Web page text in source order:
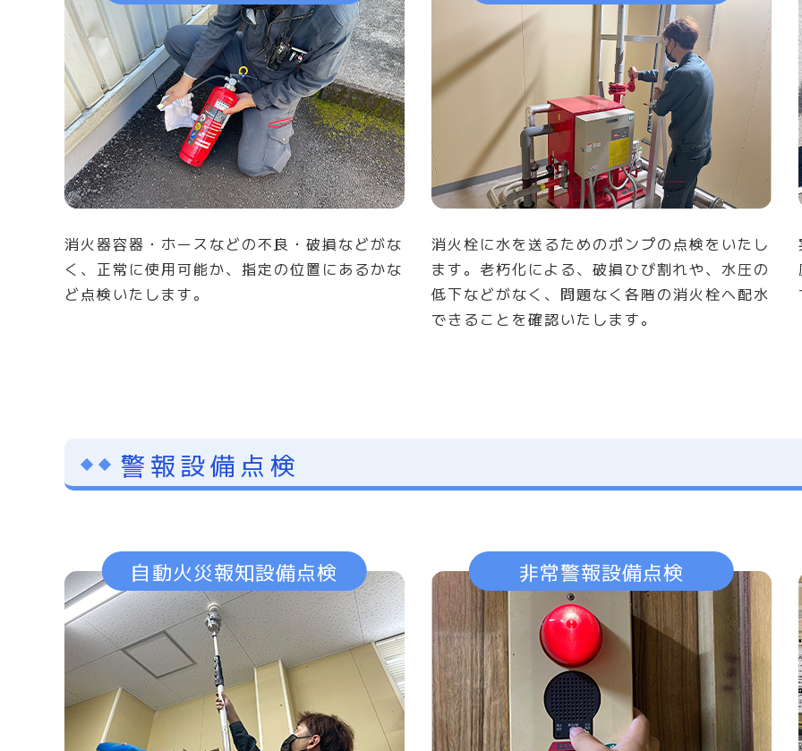
消火器容器・ホースなどの不良・破損などがな
く、正常に使用可能か、指定の位置にあるかな
ど点検いたします。
消火栓に水を送るためのポンプの点検をいたし
ます。老朽化による、破損ひび割れや、水圧の
低下などがなく、問題なく各階の消火栓へ配水
できることを確認いたします。
警報設備点検
自動火災報知設備点検 非常警報設備点検